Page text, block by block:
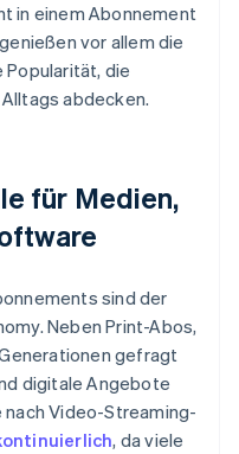
in einem Abonnement
vor allem die
Popularität, die
abdecken.
für Medien,
sind der
Neben Print-Abos,
gefragt
digitale Angebote
Video-Streaming-
, da viele